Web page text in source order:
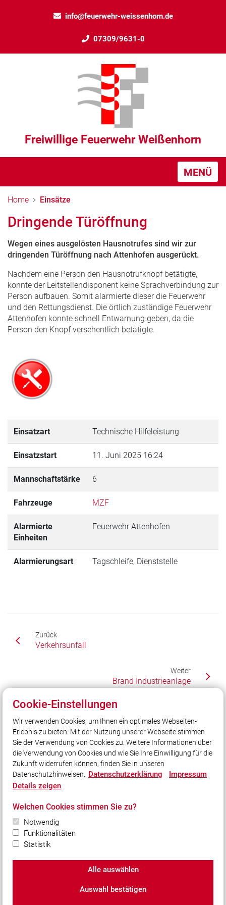
info@feuerwehr-weissenhorn.de
07309/9631-0
Freiwillige Feuerwehr Weißenhorn
MENÜ
Home Einsätze
Dringende Türöffnung
Wegen eines ausgelösten Hausnotrufes sind wir zur
dringenden Türöffnung nach Attenhofen ausgerückt.
Nachdem eine Person den Hausnotrufknopf betätigte,
konnte der Leitstellendisponent keine Sprachverbindung zur
Person aufbauen. Somit alarmierte dieser die Feuerwehr
und den Rettungsdienst. Die örtlich zuständige Feuerwehr
Attenhofen konnte schnell Entwarnung geben, da die
Person den Knopf versehentlich betätigte.
Einsatzart Technische Hilfeleistung
Einsatzstart 11. Juni 2025 16:24
Mannschaftstärke 6
Fahrzeuge MZF
Alarmierte
Einheiten
Feuerwehr Attenhofen
Alarmierungsart Tagschleife, Dienststelle
Zurück
Verkehrsunfall
Weiter
Brand Industrieanlage
Unser Leitsatz
Gott zur Ehr - dem Nächsten zur Wehr!
Unsere Freizeit für Ihre Sicherheit!
Social Media
Bleiben Sie mit uns in Kontakt und vernetzen Sie sich
mit uns!
© 2026 Freiwillige Feuerwehr Weißenhorn
Datenschutz|Cookie-Einstellungen
Cookie-Einstellungen
Wir verwenden Cookies, um Ihnen ein optimales Webseiten-
Erlebnis zu bieten. Mit der Nutzung unserer Webseite stimmen
Sie der Verwendung von Cookies zu. Weitere Informationen über
die Verwendung von Cookies und wie Sie Ihre Einwilligung für die
Zukunft widerrufen können, finden Sie in unseren
Datenschutzhinweisen. Datenschutzerklärung
Impressum
Details zeigen
Welchen Cookies stimmen Sie zu?
Notwendig
Funktionalitäten
Statistik
Alle auswählen
Auswahl bestätigen